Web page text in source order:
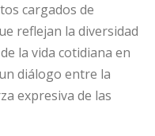
cargados de
reflejan la diversidad
la vida cotidiana en
diálogo entre la
expresiva de las